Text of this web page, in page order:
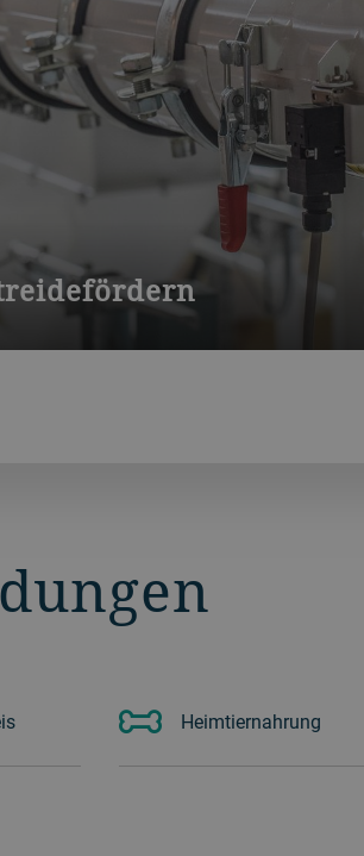
verhindern ausserdem
Heimtiernahrung